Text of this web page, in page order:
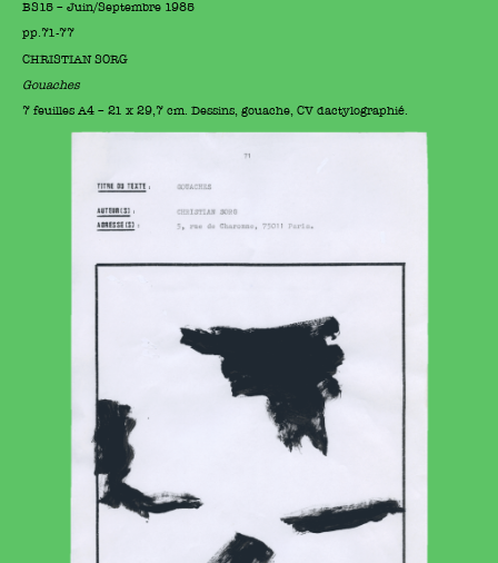
BS15 – Juin/Septembre 1985
pp.71-77
CHRISTIAN SORG
Gouaches
7 feuilles A4 – 21 x 29,7 cm. Dessins, gouache, CV dactylographié.